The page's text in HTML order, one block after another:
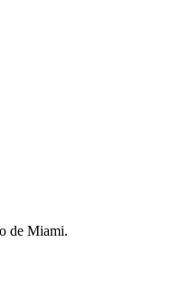
de Miami.